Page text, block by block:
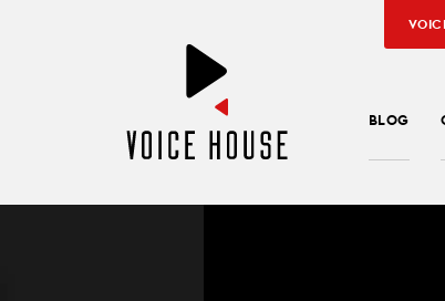
BLOG